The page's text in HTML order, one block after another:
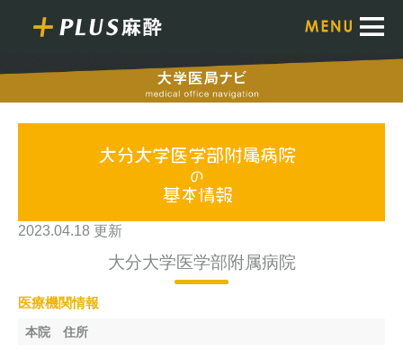
2023.04.18 更新
大分大学医学部附属病院
医療機関情報
本院 住所